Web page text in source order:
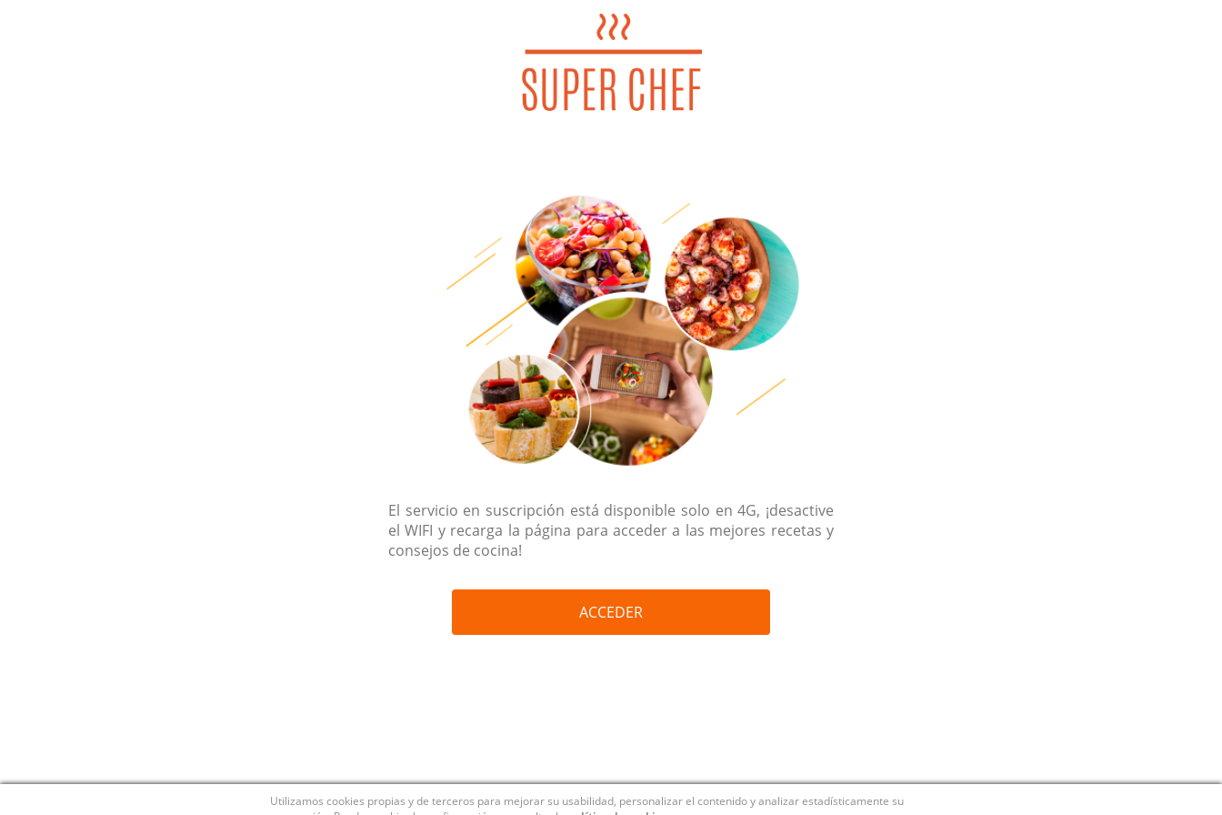
Utilizamos cookies propias y de terceros para mejorar su usabilidad, personalizar el contenido y analizar estadísticamente su
El servicio en suscripción está disponible solo en 4G, ¡desactive
el WIFI y recarga la página para acceder a las mejores recetas y
consejos de cocina!
ACCEDER